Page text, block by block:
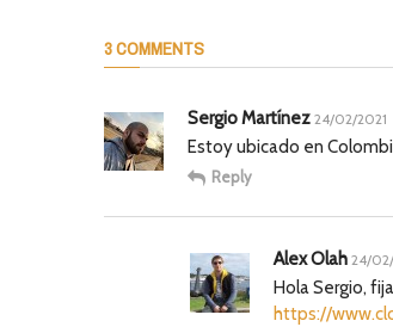
3 COMMENTS
Sergio Martínez 24/02/2021
Estoy ubicado en
Reply
Alex Olah 24/
Hola Sergio,
https://